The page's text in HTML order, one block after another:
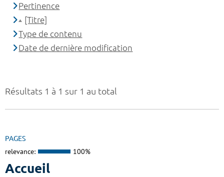
Résultats 1 à 1 sur 1 au total
PAGES
relevance: 100%
Accueil
Pertinence
[Titre]
Type de contenu
Date de dernière modification